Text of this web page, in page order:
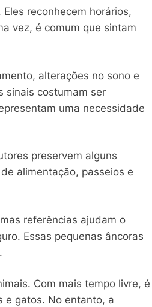
reconhecem horários,
vez, é comum que sintam
alterações no sono e
sinais costumam ser
uma necessidade
preservem alguns
alimentação, passeios e
referências ajudam o
Essas pequenas âncoras
Com mais tempo livre, é
e gatos. No entanto, a